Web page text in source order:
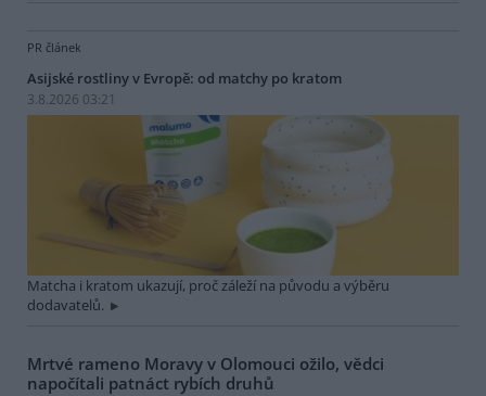
PR článek
Asijské rostliny v Evropě: od matchy po kratom
3.8.2026 03:21
Matcha i kratom ukazují, proč záleží na původu a výběru
dodavatelů.
Mrtvé rameno Moravy v Olomouci ožilo, vědci
napočítali patnáct rybích druhů